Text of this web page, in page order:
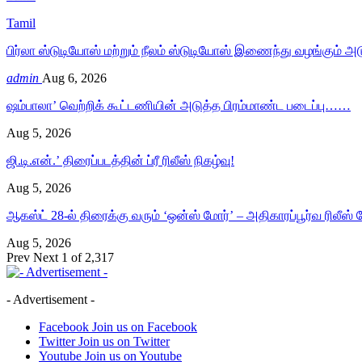
Tamil
பிர்லா ஸ்டுடியோஸ் மற்றும் நீலம் ஸ்டுடியோஸ் இணைந்து வழங்கும்
admin Aug 6, 2026
ஷம்பாலா’ வெற்றிக் கூட்டணியின் அடுத்த பிரம்மாண்ட படைப்பு……
Aug 5, 2026
ஜி.டி.என்.’ திரைப்படத்தின் ப்ரீ ரிலீஸ் நிகழ்வு!
Aug 5, 2026
ஆகஸ்ட் 28-ல் திரைக்கு வரும் ‘ஒன்ஸ் மோர்’ – அதிகாரப்பூர்வ ரிலீஸ்
Aug 5, 2026
Prev Next 1 of 2,317
- Advertisement -
Facebook Join us on Facebook
Twitter Join us on Twitter
Youtube Join us on Youtube